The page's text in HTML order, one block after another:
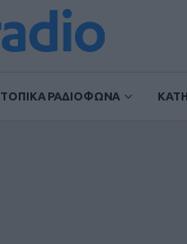
ΤΟΠΙΚΑ ΡΑΔΙΟΦΩΝΑ